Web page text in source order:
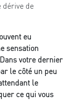
dérive de
eu
sensation
votre dernier
le côté un peu
le
ce qui vous